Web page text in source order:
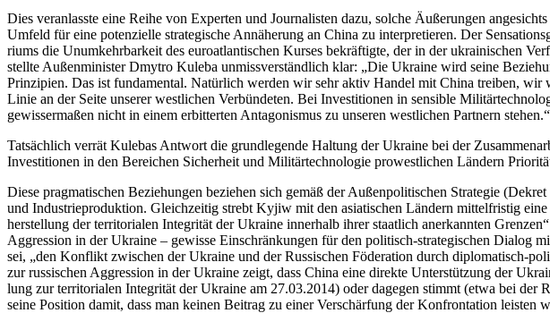
Dies ver­an­lasste eine Reihe von Exper­ten und Jour­na­lis­ten dazu, solche Äuße­run­gen
Umfeld für eine poten­zi­elle stra­te­gi­sche Annä­he­rung an China zu inter­pre­tie­ren. Der
ri­ums die Unum­kehr­bar­keit des euroat­lan­ti­schen Kurses bekräf­tigte, der in der ukrai­ni­schen
stellte Außen­mi­nis­ter Dmytro Kuleba unmiss­ver­ständ­lich klar: „Die Ukraine wird seine
Prin­zi­pien. Das ist fun­da­men­tal. Natür­lich werden wir sehr aktiv Handel mit China treiben, wir
Linie an der Seite unserer west­li­chen Ver­bün­de­ten. Bei Inves­ti­tio­nen in sen­si­ble
gewis­ser­ma­ßen nicht in einem erbit­ter­ten Ant­ago­nis­mus zu unseren west­li­chen Part­nern stehen.“
Tat­säch­lich verrät Kulebas Antwort die grund­le­gende Haltung der Ukraine bei der
Inves­ti­tio­nen in den Berei­chen Sicher­heit und Mili­tär­tech­no­lo­gie pro­west­li­chen Ländern
Diese prag­ma­ti­schen Bezie­hun­gen bezie­hen sich gemäß der Außen­po­li­ti­schen Stra­te­gie
und Indus­trie­pro­duk­tion. Gleich­zei­tig strebt Kyjiw mit den asia­ti­schen Ländern mit­tel­fris­tig
her­stel­lung der ter­ri­to­ria­len Inte­gri­tät der Ukraine inner­halb ihrer staat­lich aner­kann­ten
Aggres­sion in der Ukraine – gewisse Ein­schrän­kun­gen für den poli­tisch-stra­te­gi­schen Dialog
sei, „den Kon­flikt zwi­schen der Ukraine und der Rus­si­schen Föde­ra­tion durch diplo­ma­tisch-
zur rus­si­schen Aggres­sion in der Ukraine zeigt, dass China eine direkte Unter­stüt­zung der
lung zur ter­ri­to­ria­len Inte­gri­tät der Ukraine am 27.03.2014) oder dagegen stimmt (etwa bei
seine Posi­tion damit, dass man keinen Beitrag zu einer Ver­schär­fung der Kon­fron­ta­tion leisten